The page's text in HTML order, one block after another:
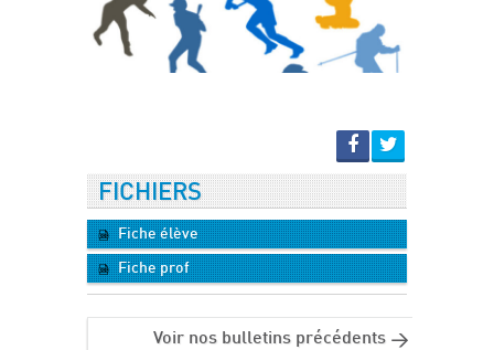
FICHIERS
Fiche élève
Fiche prof
Voir nos bulletins précédents